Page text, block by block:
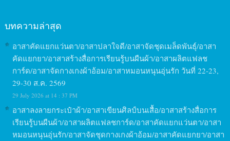
บทความล่าสุด
อาสาคัดแยกแว่นตา/อาสาปลาใจดี/อาสาจัดชุดเมล็ดพันธุ์/อาสา
คัดแยกยา/อาสาสร้างสื่อการเรียนรู้บนผืนผ้า/อาสาผลิตแฟลช
การ์ด/อาสาจัดกางเกงผ้าอ้อม/อาสาหมอนหนุนอุ่นรัก วันที่ 22-23,
29-30 ส.ค. 2569
29 July 2026 at 14 : 37 PM
อาสาลงลายกระเป๋าผ้า/อาสาเขียนศิลป์บนเสื้อ/อาสาสร้างสื่อการ
เรียนรู้บนผืนผ้า/อาสาผลิตแฟลชการ์ด/อาสาคัดแยกแว่นตา/อาสา
หมอนหนุนอุ่นรัก/อาสาจัดชุดกางเกงผ้าอ้อม/อาสาคัดแยกยา/อาสา